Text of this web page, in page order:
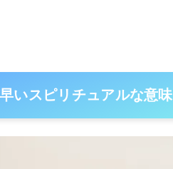
いスピリチュアルな意味